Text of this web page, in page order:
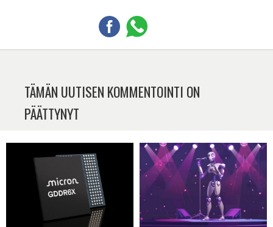
TÄMÄN UUTISEN KOMMENTOINTI ON
PÄÄTTYNYT